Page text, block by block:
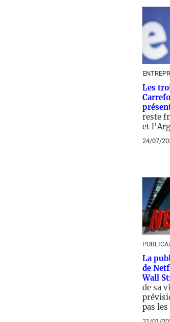
Les
reste
et
24/07/
La
de
Wall
de sa
pas